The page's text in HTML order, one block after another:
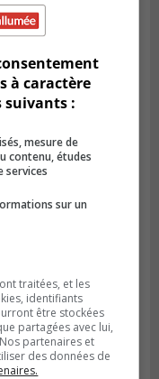
curieux à
à caractère
suivants :
mesure de
contenu, études
services
sur un
traitées, et les
identifiants
être stockées
partagées avec lui,
partenaires et
des données de